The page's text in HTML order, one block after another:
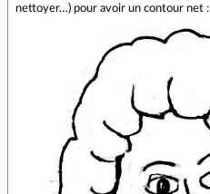
nettoyer…) pour avoir un contour net :